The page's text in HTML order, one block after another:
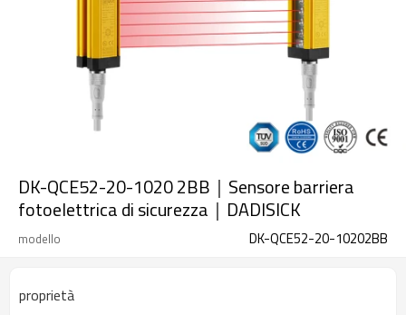
DK-QCE52-20-1020 2BB｜Sensore barriera
fotoelettrica di sicurezza｜DADISICK
modello DK-QCE52-20-10202BB
proprietà